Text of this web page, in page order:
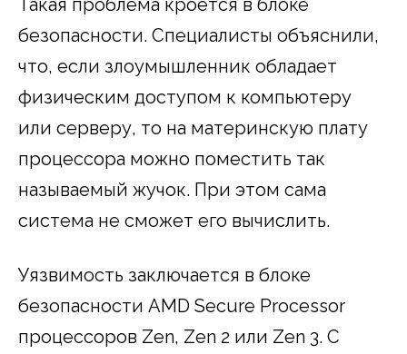
Такая проблема кроется в блоке
безопасности. Специалисты объяснили,
что, если злоумышленник обладает
физическим доступом к компьютеру
или серверу, то на материнскую плату
процессора можно поместить так
называемый жучок. При этом сама
система не сможет его вычислить.
Уязвимость заключается в блоке
безопасности AMD Secure Processor
процессоров Zen, Zen 2 или Zen 3. С